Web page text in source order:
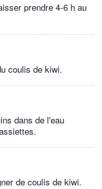
prendre 4-6 h au
coulis de kiwi.
dans de l'eau
de coulis de kiwi.